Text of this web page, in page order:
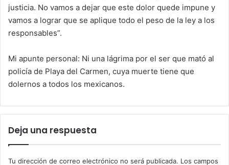
justicia. No vamos a dejar que este dolor quede impune y
vamos a lograr que se aplique todo el peso de la ley a los
responsables”.
Mi apunte personal: Ni una lágrima por el ser que mató al
policía de Playa del Carmen, cuya muerte tiene que
dolernos a todos los mexicanos.
Deja una respuesta
Tu dirección de correo electrónico no será publicada. Los campos